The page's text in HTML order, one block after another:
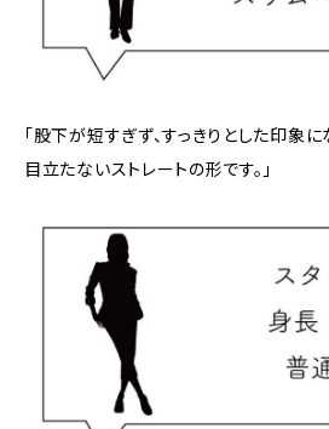
「股下が短すぎず、すっきりとした印象に
目立たないストレートの形です。」